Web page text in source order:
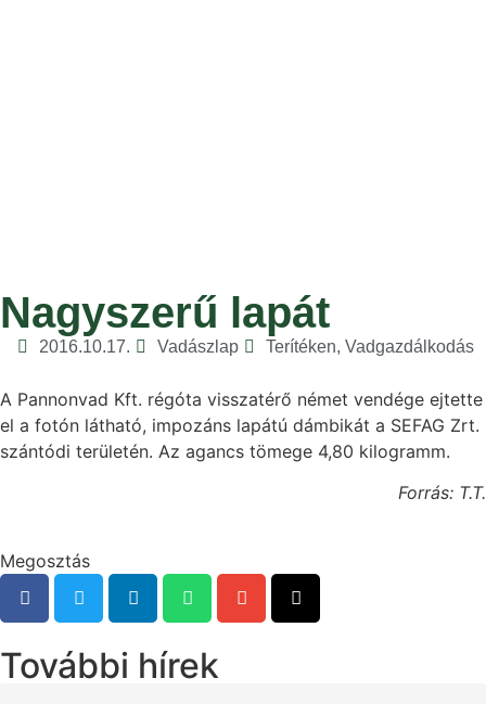
Nagyszerű lapát
2016.10.17. Vadászlap Terítéken, Vadgazdálkodás
A Pannonvad Kft. régóta visszatérő német vendége ejtette
el a fotón látható, impozáns lapátú dámbikát a SEFAG Zrt.
szántódi területén. Az agancs tömege 4,80 kilogramm.
Forrás: T.T.
Megosztás
További hírek